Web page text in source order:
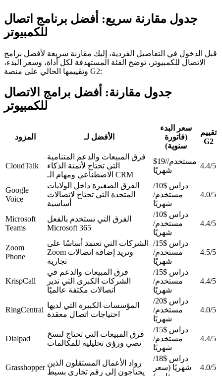
جدول مقارنة سريع: أفضل برنامج اتصال
للكمبيوتر
قبل الدخول في التفاصيل الفردية، إليك مقارنة سريعة لأفضل برامج
الاتصال للكمبيوتر، توضح الفئة المستهدفة لكل أداة، وسعر البدء،
وتقييمها الحالي على منصة G2:
جدول مقارنة: أفضل برامج الاتصال
للكمبيوتر
المزود الأفضل لـ
سعر البدء
(فاتورة
سنوية)
تقييم
G2
CloudTalk
فرق المبيعات والدعم المتنامية
التي تحتاج لأتمتة الذكاء
الاصطناعي ومهام الـ CRM
$19/مستخدم/
شهريًا
4.4/5
Google
Voice
الفرق الصغيرة داخل الولايات
المتحدة التي تحتاج لاتصالات
أساسية
دراس $10/
مستخدم/
شهريًا
4.0/5
Microsoft
Teams
الفرق التي تستخدم بالفعل
Microsoft 365
دراس $10/
مستخدم/
شهريًا
4.4/5
Zoom
Phone
الشركات التي تعتمد أساسًا على
Zoom وتريد إضافة اتصالات
تجارية
دراس $15/
مستخدم/
شهريًا
4.5/5
KrispCall
فرق المبيعات والدعم في
الشركات الكبرى التي تدير
اتصالات مكثفة عالميًا
دراس $15/
مستخدم/
شهريًا
4.4/5
RingCentral
المؤسسات الكبيرة التي لديها
احتياجات اتصال معقدة
دراس $20/
مستخدم/
شهريًا
4.0/5
Dialpad
فرق المبيعات التي تحتاج لنسخ
نصي ورؤى تحليلية للمكالمات
دراس $15/
مستخدم/
شهريًا
4.4/5
Grasshopper
رواد الأعمال المستقلون الذين
يحتاجون إلى رقم تجاري بسيط
دراس $18/
شهريًا (سعر
4.0/5